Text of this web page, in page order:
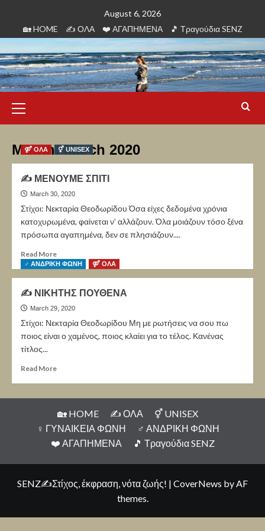
August 6, 2026
🏡 HOME
✍ ΟΛΑ ❤️️ ΑΓΑΠΗΜΕΝΑ 🎵 Τραγούδια SENZ
Month:March 2020
⚤ ΟΛΑ ⚥ UNISEX
✍ ΜΕΝΟΥΜΕ ΣΠΙΤΙ
March 30, 2020
Στίχοι: Νεκταρία Θεοδωρίδου Όσα είχες δεδομένα χρόνια
κατοχυρωμένα, φαίνεται ν’ αλλάζουν. Όλα μοιάζουν τόσο ξένα
πρόσωπα αγαπημένα, δεν σε πλησιάζουν....
Read More
♂ ΑΝΔΡΙΚΗ ΦΩΝΗ ⚤ ΟΛΑ
✍ ΝΙΚΗΤΗΣ ΠΟΥΘΕΝΑ
March 29, 2020
Στίχοι: Νεκταρία Θεοδωρίδου Μη με ρωτήσεις να σου πω
ποιος είναι ο χαμένος, ποιος κλαίει για το τέλος. Κανένας
τίτλος...
Read More
🏡 HOME ✍ ΟΛΑ
⚥ UNISEX
♀ ΓΥΝΑΙΚΕΙΑ ΦΩΝΗ
♂ ΑΝΔΡΙΚΗ ΦΩΝΗ
❤️️ ΑΓΑΠΗΜΕΝΑ
🎵 Τραγούδια SENZ
SENZ✍Στίχος, έκφραση, νότα ζωής! | CoverNews by AF
themes.